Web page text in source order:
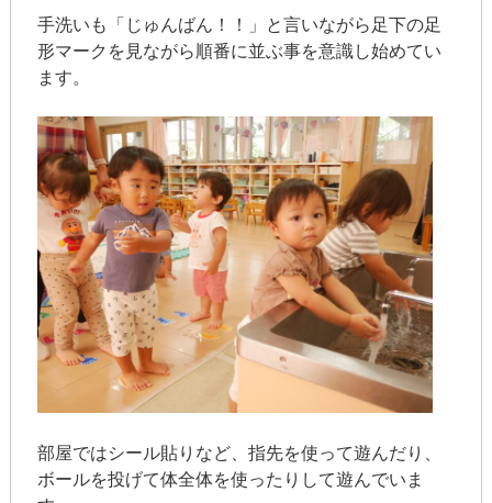
手洗いも「じゅんばん！！」と言いながら足下の足
形マークを見ながら順番に並ぶ事を意識し始めてい
ます。
部屋ではシール貼りなど、指先を使って遊んだり、
ボールを投げて体全体を使ったりして遊んでいま